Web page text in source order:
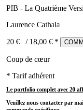
PIB - La Quatrième
Laurence Cathala
20 € / 18,00 € *
Coup de cœur
* Tarif adhérent
Le portfolio complet avec 20
Veuillez nous contacter par